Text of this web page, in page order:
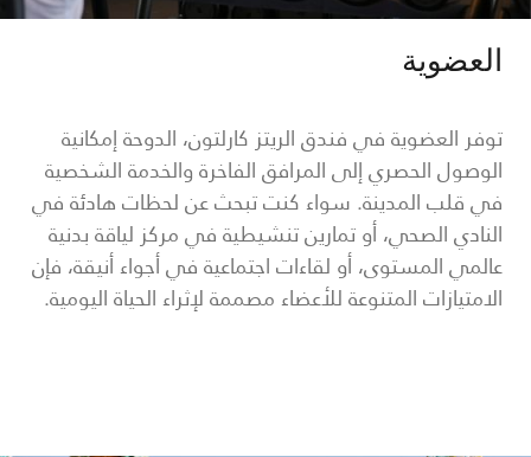
العضوية
توفر العضوية في فندق الريتز كارلتون، الدوحة إمكانية
الوصول الحصري إلى المرافق الفاخرة والخدمة الشخصية
في قلب المدينة. سواء كنت تبحث عن لحظات هادئة في
النادي الصحي، أو تمارين تنشيطية في مركز لياقة بدنية
عالمي المستوى، أو لقاءات اجتماعية في أجواء أنيقة، فإن
الامتيازات المتنوعة للأعضاء مصممة لإثراء الحياة اليومية.